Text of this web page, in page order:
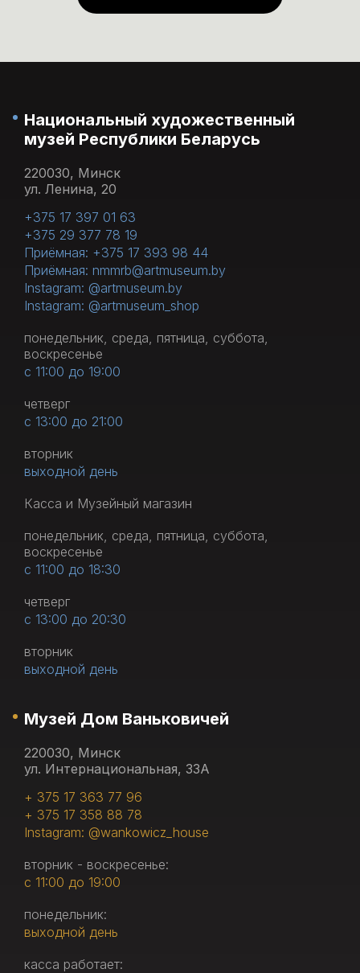
понедельник каждого месяца.
Национальный художественный
музей Республики Беларусь
220030, Минск
ул. Ленина, 20
+375 17 397 01 63
+375 29 377 78 19
Приёмная: +375 17 393 98 44
Приёмная: nmmrb@artmuseum.by
Instagram: @artmuseum.by
Instagram: @artmuseum_shop
понедельник, среда, пятница, суббота,
воскресенье
с 11:00 до 19:00
четверг
с 13:00 до 21:00
вторник
выходной день
Касса и Музейный магазин
понедельник, среда, пятница, суббота,
воскресенье
с 11:00 до 18:30
четверг
с 13:00 до 20:30
вторник
выходной день
Музей Дом Ваньковичей
220030, Минск
ул. Интернациональная, 33А
+ 375 17 363 77 96
+ 375 17 358 88 78
Instagram: @wankowicz_house
вторник - воскресенье:
с 11:00 до 19:00
понедельник:
выходной день
касса работает: